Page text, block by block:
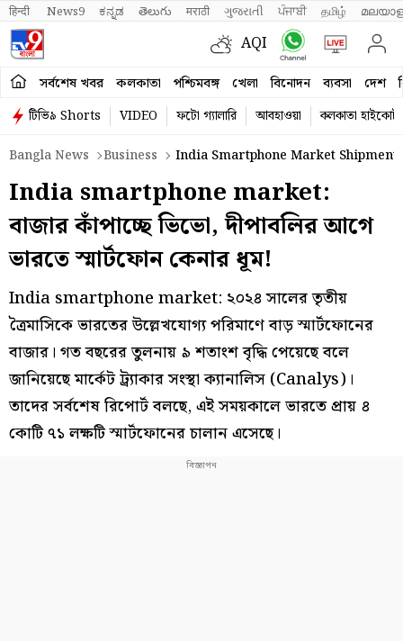
हिन्दी News9 ಕನ್ನಡ తెలుగు मराठी ગુજરાતી ਪੰਜਾਬੀ தமிழ்
AQI
সর্বশেষ খবর কলকাতা পশ্চিমবঙ্গ খেলা বিনোদন ব্যবসা দেশ
টিভি৯ Shorts VIDEO ফটো গ্যালারি আবহাওয়া
কলকাতা হাইকোর্ট
Bangla News
Business India Smartphone Market
India smartphone market:
বাজার কাঁপাচ্ছে ভিভো, দীপাবলির আগে
ভারতে স্মার্টফোন কেনার ধূম!
India smartphone market: ২০২৪ সালের তৃতীয়
ত্রৈমাসিকে ভারতের উল্লেখযোগ্য পরিমাণে বাড় স্মার্টফোনের
বাজার। গত বছরের তুলনায় ৯ শতাংশ বৃদ্ধি পেয়েছে বলে
জানিয়েছে মার্কেট ট্র্যাকার সংস্থা ক্যানালিস (Canalys)।
তাদের সর্বশেষ রিপোর্ট বলছে, এই সময়কালে ভারতে প্রায় ৪
কোটি ৭১ লক্ষটি স্মার্টফোনের চালান এসেছে।